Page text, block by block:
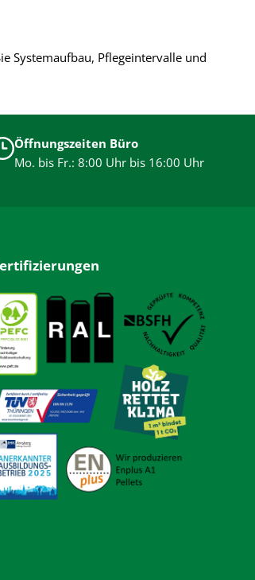
Systemaufbau, Pflegeintervalle und
Öffnungszeiten Büro
Mo. bis Fr.: 8:00 Uhr bis 16:00 Uhr